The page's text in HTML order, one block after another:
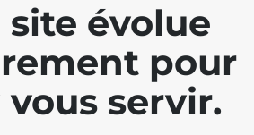
site évolue
pour
servir.